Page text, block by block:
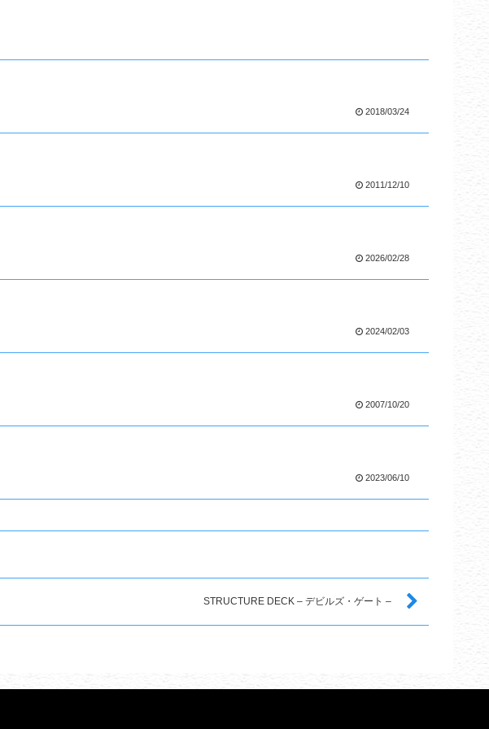
2018/03/24
2011/12/10
2026/02/28
2024/02/03
2007/10/20
2023/06/10
STRUCTURE DECK – デビルズ・ゲート –